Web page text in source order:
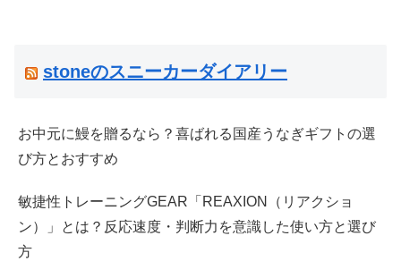
stoneのスニーカーダイアリー
お中元に鰻を贈るなら？喜ばれる国産うなぎギフトの選
び方とおすすめ
敏捷性トレーニングGEAR「REAXION（リアクショ
ン）」とは？反応速度・判断力を意識した使い方と選び
方